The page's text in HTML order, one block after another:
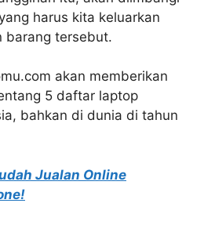
harus kita keluarkan
barang tersebut.
akan memberikan
5 daftar laptop
bahkan di dunia di tahun
Jualan Online